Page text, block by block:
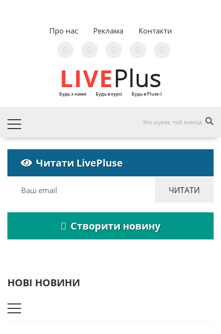
Про нас Реклама Контакти
LIVEPlus
Будь з нами Будь в курсі Будь в Pluse-)
Читати LivePluse
Створити новину
НОВІ НОВИНИ